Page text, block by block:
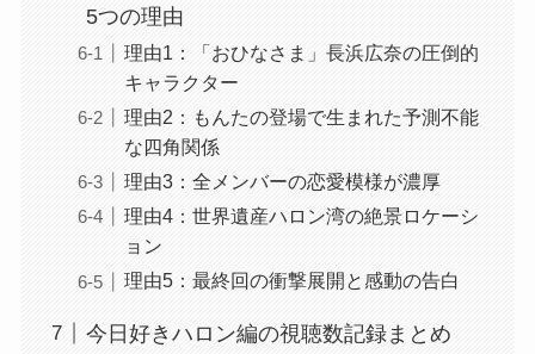
5つの理由
理由1：「おひなさま」長浜広奈の圧倒的
キャラクター
理由2：もんたの登場で生まれた予測不能
な四角関係
理由3：全メンバーの恋愛模様が濃厚
理由4：世界遺産ハロン湾の絶景ロケーシ
ョン
理由5：最終回の衝撃展開と感動の告白
今日好きハロン編の視聴数記録まとめ